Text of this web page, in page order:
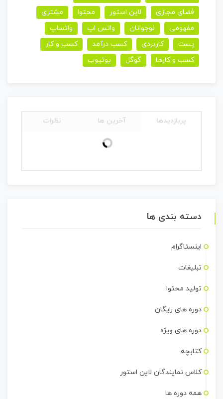
فضای مجازی
لاین استور محتوا
مشتری
مفهومی
نوجوانان واتس اپ
واتساپ
پست
کاربردی کسب درآمد
کسب و کار
کسب و کارها
گوگل یوتیوب
پربازدیدها آخرین ها نظرات
دسته بندی ها
اینستاگرام
تبلیغات
تولید محتوا
دوره های رایگان
دوره های ویژه
کتابچه
کلاس نمایندگان لاین استور
همه دوره ها